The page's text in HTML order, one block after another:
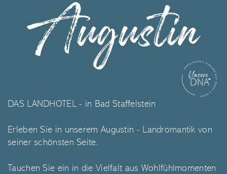
Augustin
DAS LANDHOTEL - in Bad Staffelstein
Erleben Sie in unserem Augustin - Landromantik von
seiner schönsten Seite.
Tauchen Sie ein in die Vielfalt aus Wohlfühlmomenten